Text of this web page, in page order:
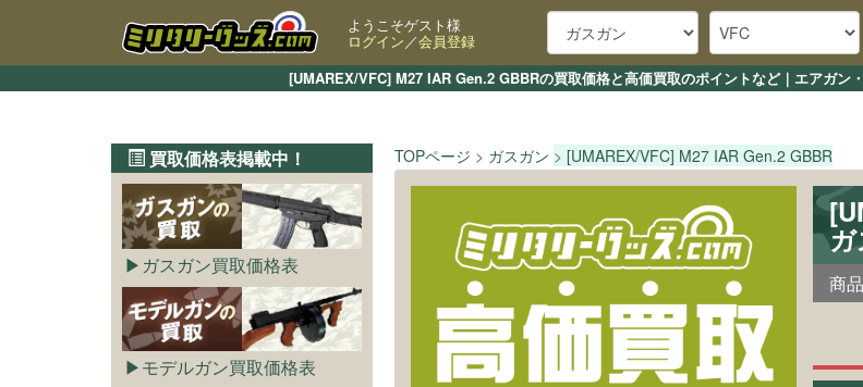
[UMAREX/VFC] M27 IAR Gen.2 GBBRの買取価格と高価買取のポイントなど｜エアガン
ようこそゲスト様
ログイン／会員登録
TOPページ ガスガン [UMAREX/VFC] M27 IAR Gen.2 GBBR
商
買取価格表掲載中！
ガスガン買取価格表
モデルガン買取価格表